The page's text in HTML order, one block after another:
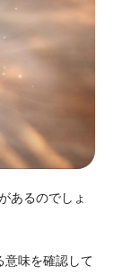
あるのでしょ
意味を確認して